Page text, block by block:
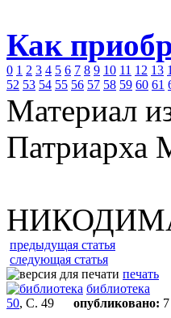
Как
0 1 2 3 4 5 6 7 8 9 10 11 12 13
52 53 54 55 56 57 58 59 60 61
Материал
Патриарха
предыдущая статья
следующая статья
печать
библиотека
50, С. 49 опубликовано: